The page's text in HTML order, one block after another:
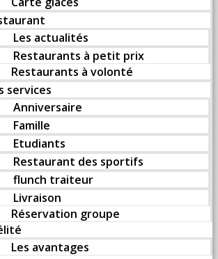
Les actualités
Restaurants à petit prix
Restaurants à volonté
services
Anniversaire
Famille
Etudiants
Restaurant des sportifs
flunch traiteur
Livraison
Réservation groupe
Les avantages